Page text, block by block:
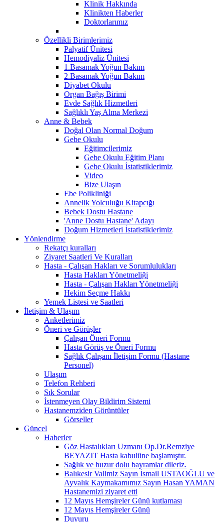
Klinik Hakkında
Klinikten Haberler
Doktorlarımız
Özellikli Birimlerimiz
Palyatif Ünitesi
Hemodiyaliz Ünitesi
1.Basamak Yoğun Bakım
2.Basamak Yoğun Bakım
Diyabet Okulu
Organ Bağış Birimi
Evde Sağlık Hizmetleri
Sağlıklı Yaş Alma Merkezi
Anne & Bebek
Doğal Olan Normal Doğum
Gebe Okulu
Eğitimcilerimiz
Gebe Okulu Eğitim Planı
Gebe Okulu İstatistiklerimiz
Video
Bize Ulaşın
Ebe Polikliniği
Annelik Yolculuğu Kitapcığı
Bebek Dostu Hastane
'Anne Dostu Hastane' Adayı
Doğum Hizmetleri İstatistiklerimiz
Yönlendirme
Rekatçı kuralları
Ziyaret Saatleri Ve Kuralları
Hasta - Çalışan Hakları ve Sorumlulukları
Hasta Hakları Yönetmeliği
Hasta - Çalışan Hakları Yönetmeliği
Hekim Seçme Hakkı
Yemek Listesi ve Saatleri
İletişim & Ulaşım
Anketlerimiz
Öneri ve Görüşler
Çalışan Öneri Formu
Hasta Görüş ve Öneri Formu
Sağlık Çalışanı İletişim Formu (Hastane
Personel)
Ulaşım
Telefon Rehberi
Sık Sorular
İstenmeyen Olay Bildirim Sistemi
Hastanemziden Görüntüler
Görseller
Güncel
Haberler
Göz Hastalıkları Uzmanı Op.Dr.Remziye
BEYAZIT Hasta kabulüne başlamıştır.
Sağlık ve huzur dolu bayramlar dileriz.
Balıkesir Valimiz Sayın İsmail USTAOĞLU ve
Ayvalık Kaymakamımız Sayın Hasan YAMAN
Hastanemizi ziyaret etti
12 Mayıs Hemşireler Günü kutlaması
12 Mayıs Hemşireler Günü
Duyuru